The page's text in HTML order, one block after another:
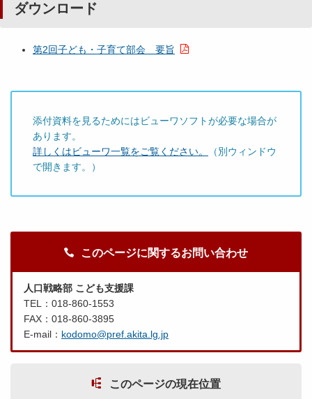
ダウンロード
第2回子ども・子育て部会 要旨
添付資料を見るためにはビューワソフトが必要な場合が
あります。
詳しくはビューワ一覧をご覧ください。
（別ウィンドウ
で開きます。）
このページに関するお問い合わせ
人口戦略部 こども支援課
TEL：018-860-1553
FAX：018-860-3895
E-mail： kodomo@pref.akita.lg.jp
このページの現在位置